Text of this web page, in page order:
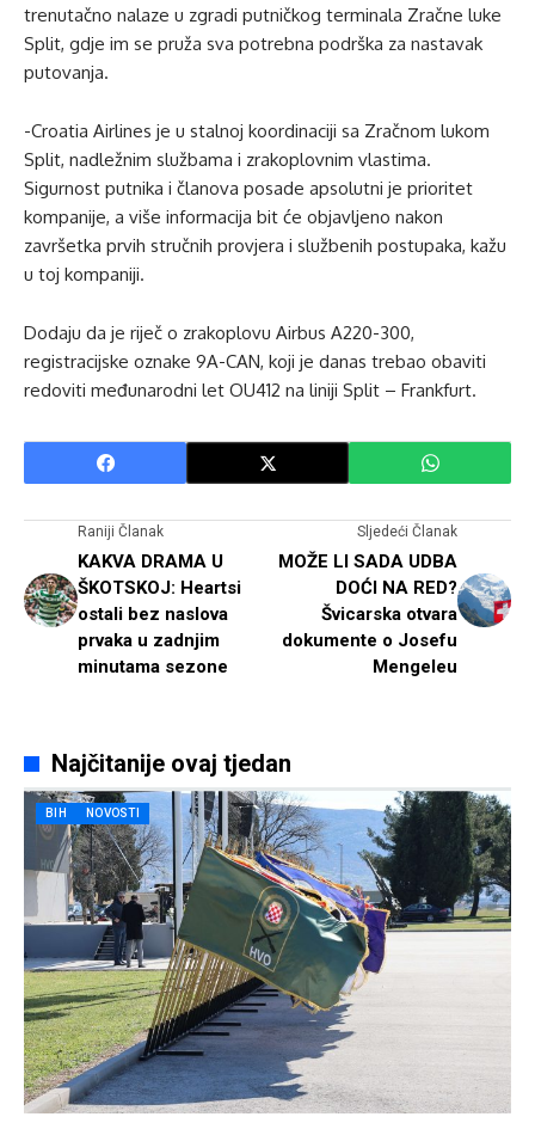
trenutačno nalaze u zgradi putničkog terminala Zračne luke
Split, gdje im se pruža sva potrebna podrška za nastavak
putovanja.
-Croatia Airlines je u stalnoj koordinaciji sa Zračnom lukom
Split, nadležnim službama i zrakoplovnim vlastima.
Sigurnost putnika i članova posade apsolutni je prioritet
kompanije, a više informacija bit će objavljeno nakon
završetka prvih stručnih provjera i službenih postupaka, kažu
u toj kompaniji.
Dodaju da je riječ o zrakoplovu Airbus A220-300,
registracijske oznake 9A-CAN, koji je danas trebao obaviti
redoviti međunarodni let OU412 na liniji Split – Frankfurt.
Raniji Članak
KAKVA DRAMA U
ŠKOTSKOJ: Heartsi
ostali bez naslova
prvaka u zadnjim
minutama sezone
Sljedeći Članak
MOŽE LI SADA UDBA
DOĆI NA RED?
Švicarska otvara
dokumente o Josefu
Mengeleu
Najčitanije ovaj tjedan
BIH NOVOSTI